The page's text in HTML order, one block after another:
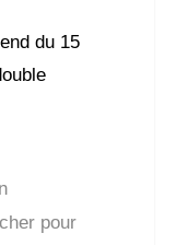
du 15
pour